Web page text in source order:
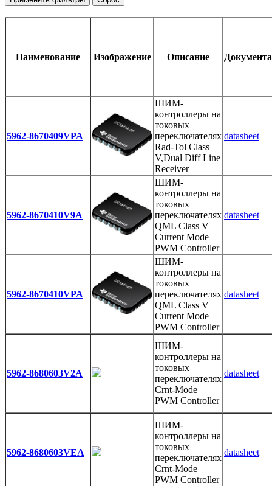
Наименование Изображение Описание
5962-8670409VPA
ШИМ-
контроллеры на
токовых
переключателях
Rad-Tol Class
V,Dual Diff Line
Receiver
datasheet
5962-8670410V9A
ШИМ-
контроллеры на
токовых
переключателях
QML Class V
Current Mode
PWM Controller
datasheet
5962-8670410VPA
ШИМ-
контроллеры на
токовых
переключателях
QML Class V
Current Mode
PWM Controller
datasheet
5962-8680603V2A
ШИМ-
контроллеры на
токовых
переключателях
Crnt-Mode
PWM Controller
datasheet
5962-8680603VEA
ШИМ-
контроллеры на
токовых
переключателях
Crnt-Mode
PWM Controller
datasheet